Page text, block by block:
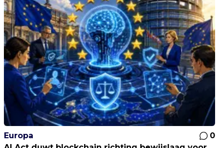
Europa
0